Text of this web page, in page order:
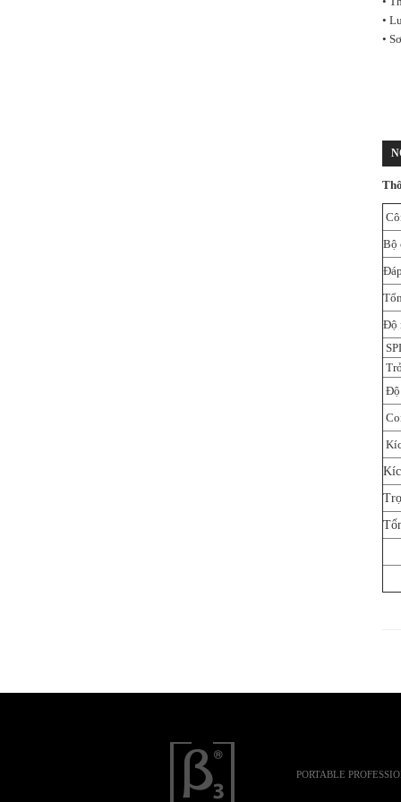
•
•
Bộ
Độ
Độ
PORTABLE